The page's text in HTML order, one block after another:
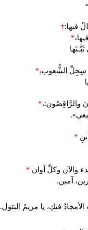
فيها:†
*
سِجِلِّ الشُّعوب،*
والرَّاقِصُون:،*
*
والآن وكلِّ آوان *
آمين.
فيكِ، يا مريمُ البتول.